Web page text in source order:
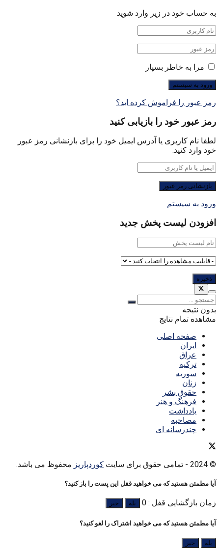
به حساب خود در زیر وارد شوید
مرا به خاطر بسپار
رمز عبور را فراموش کرده اید؟
رمز عبور خود را بازیابی کنید
لطفا نام کاربری یا آدرس ایمیل خود را برای بازنشانی رمز عبور
خود وارد کنید.
ورود به سیستم
افزودن لیست پخش جدید
بدون نتیجه
مشاهده تمام نتایج
صفحه اصلی
ایران
عراق
ترکیه
سوریه
زنان
حقوق بشر
فرهنگ و هنر
یادداشت
مصاحبه
چندرسانه ای
© 2024 - تمامی حقوق برای سایت کوردپاریز محفوظ می باشد.
آیا مطمئن هستید که می خواهید قفل این پست را باز کنید؟
زمان بازگشایی قفل : 0 بله خیر
آیا مطمئن هستید که می خواهید اشتراک را لغو کنید؟
بله خیر